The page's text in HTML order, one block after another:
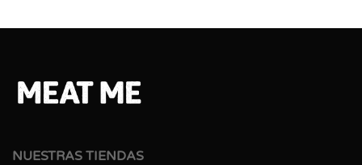
NUESTRAS TIENDAS